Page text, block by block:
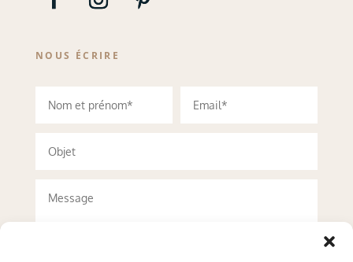
NOUS ÉCRIRE